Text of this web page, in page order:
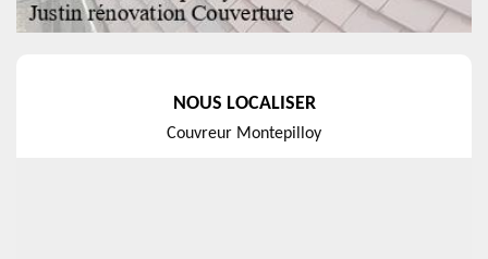
NOUS LOCALISER
Couvreur Montepilloy